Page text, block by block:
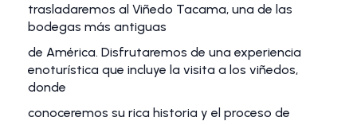
trasladaremos al Viñedo Tacama, una de las
bodegas más antiguas
de América. Disfrutaremos de una experiencia
enoturística que incluye la visita a los viñedos,
donde
conoceremos su rica historia y el proceso de